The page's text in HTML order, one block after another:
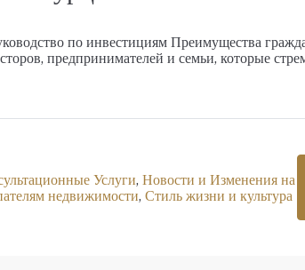
по инвестициям Преимущества
предпринимателей и семьи, которые
Услуги, Новости и Изменения на
недвижимости, Стиль жизни и культура
Оба
1, 2, 3, 4 1,